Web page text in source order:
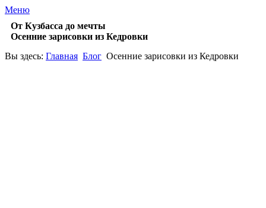
Меню
От Кузбасса до мечты
Осенние зарисовки из Кедровки
Вы здесь: Главная Блог Осенние зарисовки из Кедровки